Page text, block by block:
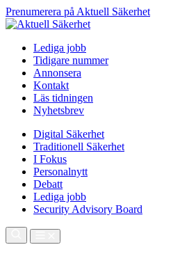
Prenumerera på Aktuell Säkerhet
Lediga jobb
Tidigare nummer
Annonsera
Kontakt
Läs tidningen
Nyhetsbrev
Digital Säkerhet
Traditionell Säkerhet
I Fokus
Personalnytt
Debatt
Lediga jobb
Security Advisory Board